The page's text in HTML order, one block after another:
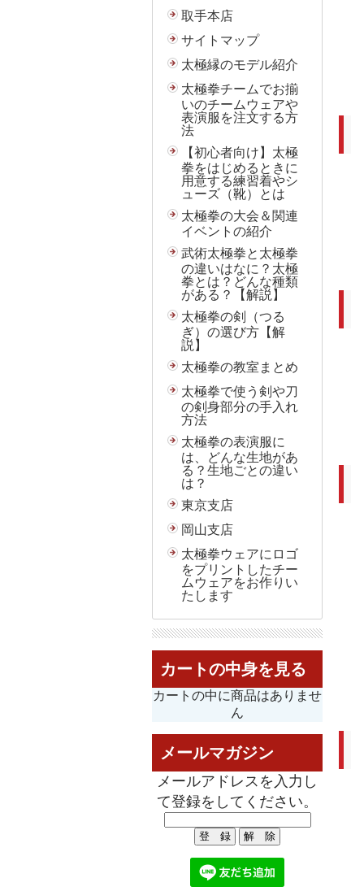
取手本店
サイトマップ
太極縁のモデル紹介
太極拳チームでお揃
いのチームウェアや
表演服を注文する方
法
【初心者向け】太極
拳をはじめるときに
用意する練習着やシ
ューズ（靴）とは
太極拳の大会＆関連
イベントの紹介
武術太極拳と太極拳
の違いはなに？太極
拳とは？どんな種類
がある？【解説】
太極拳の剣（つる
ぎ）の選び方【解
説】
太極拳の教室まとめ
太極拳で使う剣や刀
の剣身部分の手入れ
方法
太極拳の表演服に
は、どんな生地があ
る？生地ごとの違い
は？
東京支店
岡山支店
太極拳ウェアにロゴ
をプリントしたチー
ムウェアをお作りい
たします
カートの中身を見る
カートの中に商品はありませ
ん
メールマガジン
メールアドレスを入力し
て登録をしてください。